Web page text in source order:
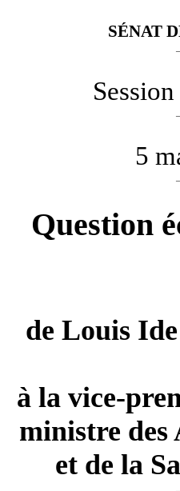
SÉNAT
5
Question
deLouis Ide
à la vice-
ministre des
et de la